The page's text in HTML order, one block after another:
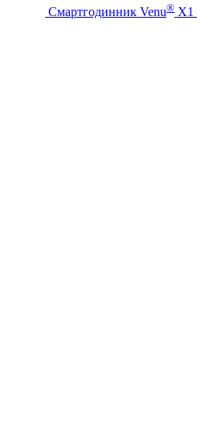
Смартгодинник Venu® X1